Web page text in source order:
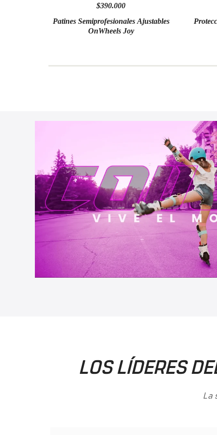
$390.000
Patines Semiprofesionales Ajustables
OnWheels Joy
LOS LÍDERES
La